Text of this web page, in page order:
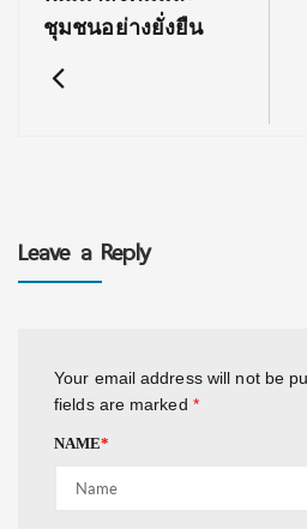
ชุมชนอย่างยั่งยืน
Leave a Reply
Your email address will not be
fields are marked *
NAME*